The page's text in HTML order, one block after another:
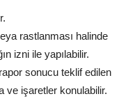
rastlanması halinde
izni ile yapılabilir.
sonucu teklif edilen
ve işaretler konulabilir.
Kültür Sanat